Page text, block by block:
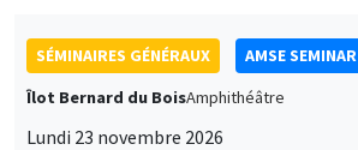
SÉMINAIRES GÉNÉRAUX
AMSE SEMINAR
Îlot Bernard du BoisAmphithéâtre
Lundi 23 novembre 2026